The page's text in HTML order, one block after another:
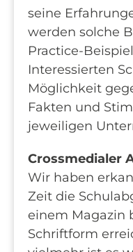
seine
werden solche
Practice-
Interessierten
Möglichkeit
Fakten und
jeweiligen
Crossmedialer
Wir haben
Zeit die
einem Magazin
Schriftform